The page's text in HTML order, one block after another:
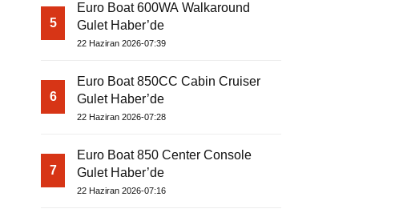
5
Euro Boat 600WA Walkaround
Gulet Haber’de
22 Haziran 2026-07:39
6
Euro Boat 850CC Cabin Cruiser
Gulet Haber’de
22 Haziran 2026-07:28
7
Euro Boat 850 Center Console
Gulet Haber’de
22 Haziran 2026-07:16